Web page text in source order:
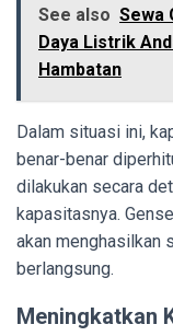
See also Sewa
Daya Listrik
Hambatan
Dalam situasi ini,
benar-benar
dilakukan secara
kapasitasnya.
akan menghasilkan
berlangsung.
Meningkatkan